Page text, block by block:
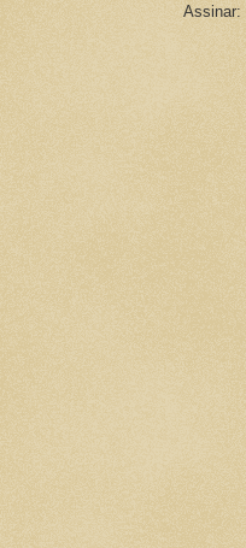
Assinar: